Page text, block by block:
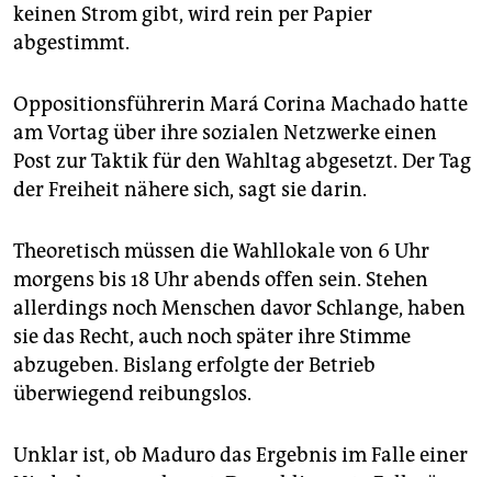
keinen Strom gibt, wird rein per Papier
abgestimmt.
Oppositionsführerin Mará Corina Machado hatte
am Vortag über ihre sozialen Netzwerke einen
Post zur Taktik für den Wahltag abgesetzt. Der Tag
der Freiheit nähere sich, sagt sie darin.
Theoretisch müssen die Wahllokale von 6 Uhr
morgens bis 18 Uhr abends offen sein. Stehen
allerdings noch Menschen davor Schlange, haben
sie das Recht, auch noch später ihre Stimme
abzugeben. Bislang erfolgte der Betrieb
überwiegend reibungslos.
Unklar ist, ob Maduro das Ergebnis im Falle einer